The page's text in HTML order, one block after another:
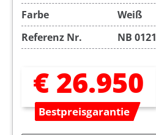
Farbe
Weiß
Referenz Nr.
NB
€ 26.950
Bestpreisgarantie